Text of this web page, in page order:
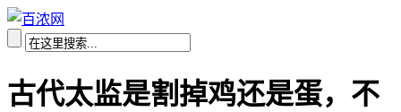
古代太监是割掉鸡还是蛋，不